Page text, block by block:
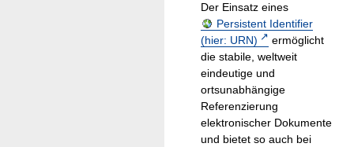
Der Einsatz eines
Persistent Identifier
(hier: URN)
ermöglicht
die stabile, weltweit
eindeutige und
ortsunabhängige
Referenzierung
elektronischer Dokumente
und bietet so auch bei